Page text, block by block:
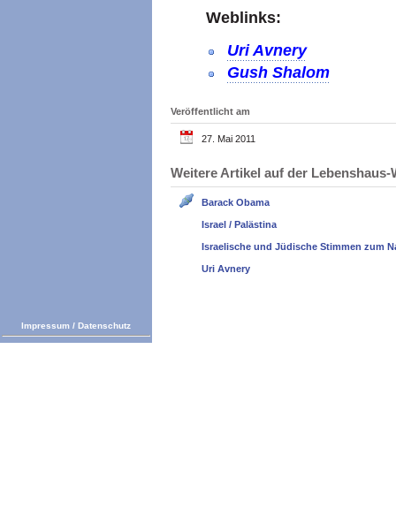
Weblinks:
Uri Avnery
Gush Shalom
Veröffentlicht am
27. Mai 2011
Weitere Artikel auf der
Barack Obama
Israel / Palästina
Israelische und Jüdische Stimmen zum
Uri Avnery
Impressum / Datenschutz